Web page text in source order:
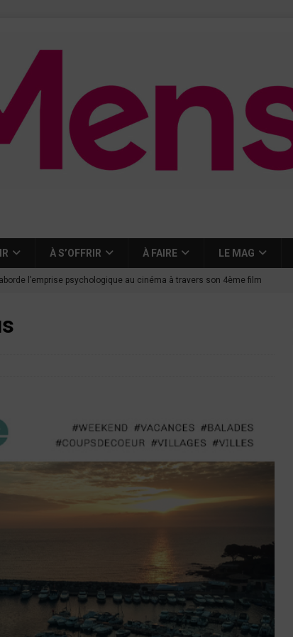
À S’OFFRIR À FAIRE LE MAG
l’emprise psychologique au cinéma à travers son 4ème film
va ouvrir ses portes à Mandelieu
italiennes BONNES TABLES
» revient sous les arcades de la Place Masséna de Nice
EVENTS